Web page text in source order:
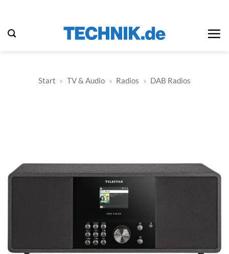
springen
Start » TV & Audio » Radios » DAB Radios